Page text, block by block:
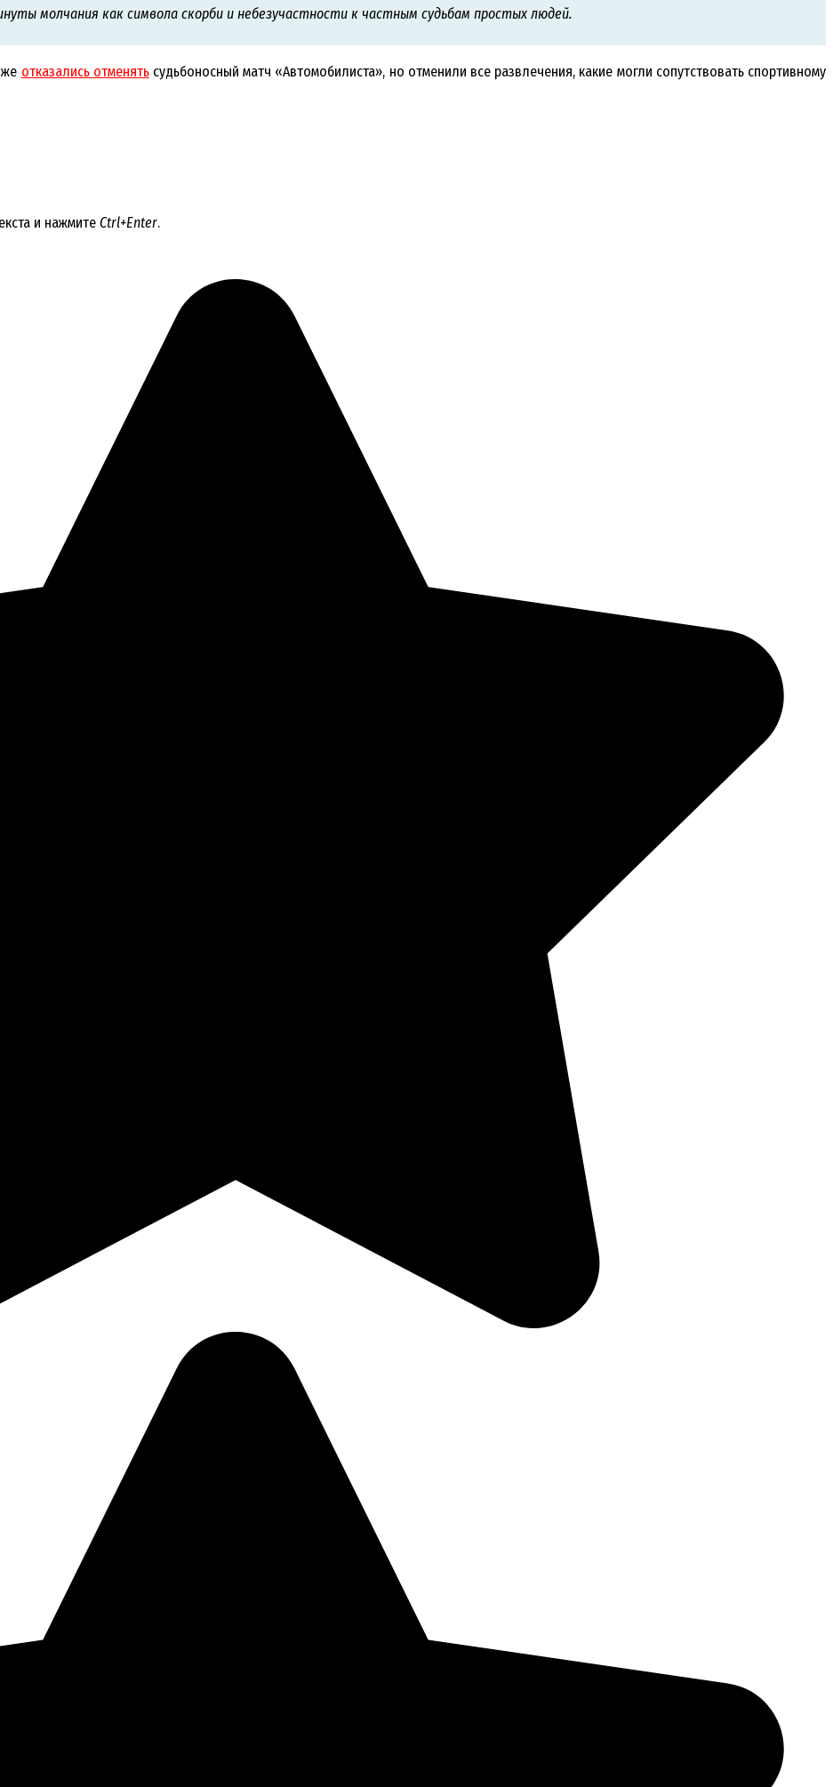
молчания как символа скорби и небезучастности к частным судьбам простых людей.
отказались отменятьсудьбоносный матч «Автомобилиста», но отменили все развлечения, какие могли сопутствовать спортивному
и нажмите Ctrl+Enter.